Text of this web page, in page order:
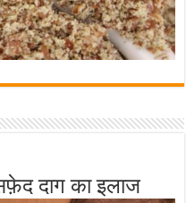
दाग का इलाज